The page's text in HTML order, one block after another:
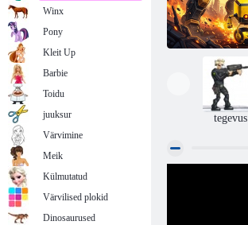
tegevus
Winx
Pony
Kleit Up
Barbie
Toidu
juuksur
Värvimine
Meik
Külmutatud
Värvilised plokid
Dinosaurused